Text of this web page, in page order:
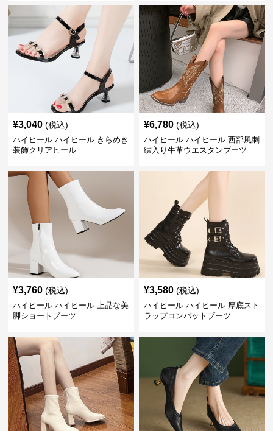
¥3,040 (税込)
ハイヒール ハイヒール きらめき
装飾クリアヒール
¥6,780 (税込)
ハイヒール ハイヒール 西部風刺
繍入り牛革ウエスタンブーツ
¥3,760 (税込)
ハイヒール ハイヒール 上品な美
脚ショートブーツ
¥3,580 (税込)
ハイヒール ハイヒール 厚底スト
ラップコンバットブーツ